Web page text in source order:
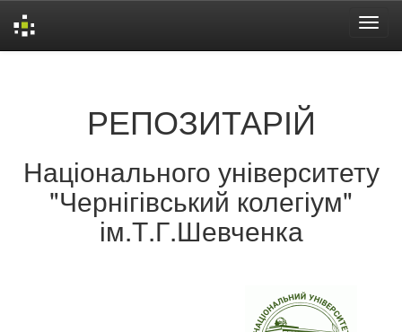
РЕПОЗИТАРІЙ
Національного університету
"Чернігівський колегіум"
ім.Т.Г.Шевченка